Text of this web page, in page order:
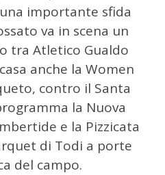
importante sfida
va in scena un
tra Atletico Gualdo
anche la Women
contro il Santa
la Nuova
e la Pizzicata
di Todi a porte
del campo.